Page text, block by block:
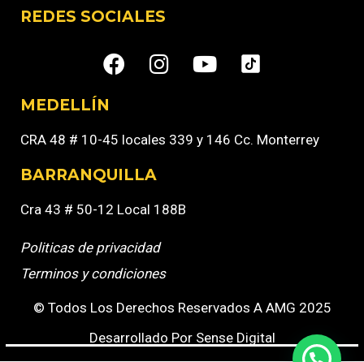
REDES SOCIALES
MEDELLÍN
CRA 48 # 10-45 locales 339 y 146 Cc. Monterrey
BARRANQUILLA
Cra 43 # 50-12 Local 188B
Politicas de privacidad
Terminos y condiciones
© Todos Los Derechos Reservados A AMG 2025
Desarrollado Por Sense Digital